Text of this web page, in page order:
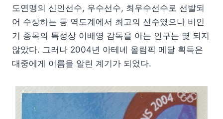
도연맹의 신인선수, 우수선수, 최우수선수로 선발되
어 수상하는 등 역도계에서 최고의 선수였으나 비인
기 종목의 특성상 이배영 감독을 아는 인구는 몇 되지
않았다. 그러나 2004년 아테네 올림픽 메달 획득은
대중에게 이름을 알린 계기가 되었다.